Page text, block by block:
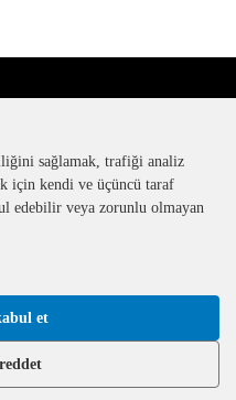
sağlamak, trafiği analiz
için kendi ve üçüncü taraf
edebilir veya zorunlu olmayan
et